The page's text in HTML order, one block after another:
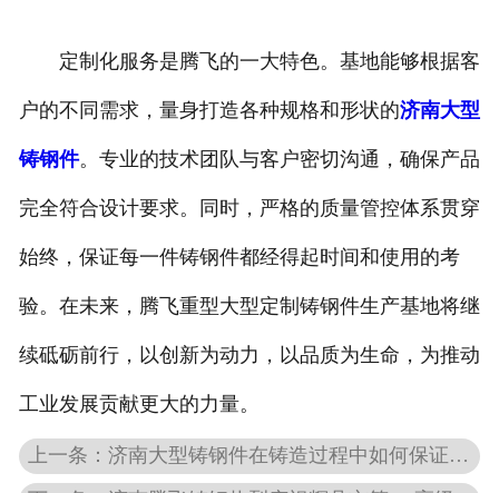
定制化服务是腾飞的一大特色。基地能够根据客
户的不同需求，量身打造各种规格和形状的济南大型
铸钢件。专业的技术团队与客户密切沟通，确保产品
完全符合设计要求。同时，严格的质量管控体系贯穿
始终，保证每一件铸钢件都经得起时间和使用的考
验。在未来，腾飞重型大型定制铸钢件生产基地将继
续砥砺前行，以创新为动力，以品质为生命，为推动
工业发展贡献更大的力量。
上一条：济南大型铸钢件在铸造过程中如何保证质量？